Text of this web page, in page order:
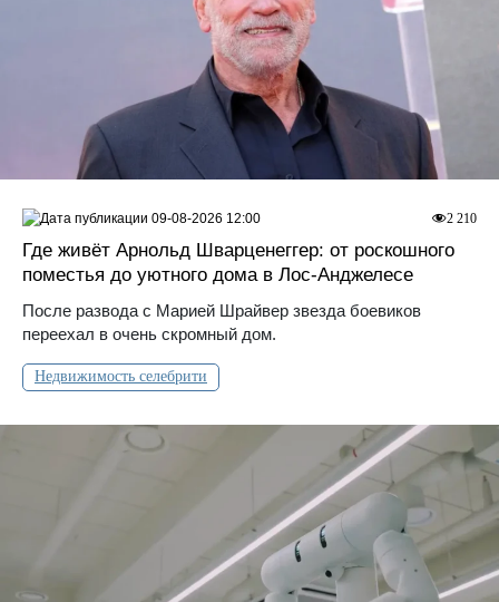
Где живёт Арнольд Шварценеггер: от роскошного
поместья до уютного дома в Лос‑Анджелесе
После развода с Марией Шрайвер звезда боевиков
переехал в очень скромный дом.
Недвижимость селебрити
2 210
09-08-2026 12:00